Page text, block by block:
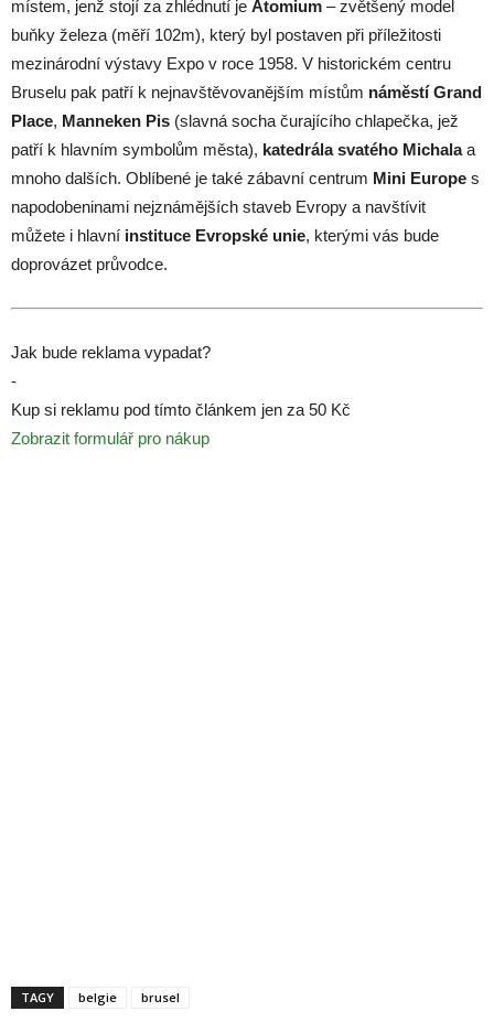
místem, jenž stojí za zhlédnutí je Atomium – zvětšený model
buňky železa (měří 102m), který byl postaven při příležitosti
mezinárodní výstavy Expo v roce 1958. V historickém centru
Bruselu pak patří k nejnavštěvovanějším místům náměstí Grand
Place, Manneken Pis (slavná socha čurajícího chlapečka, jež
patří k hlavním symbolům města), katedrála svatého Michalaa
mnoho dalších. Oblíbené je také zábavní centrum Mini Europe s
napodobeninami nejznámějších staveb Evropy a navštívit
můžete i hlavní instituce Evropské unie, kterými vás bude
doprovázet průvodce.
Jak bude reklama vypadat?
-
Kup si reklamu pod tímto článkem jen za 50 Kč
Zobrazit formulář pro nákup
TAGY belgie brusel